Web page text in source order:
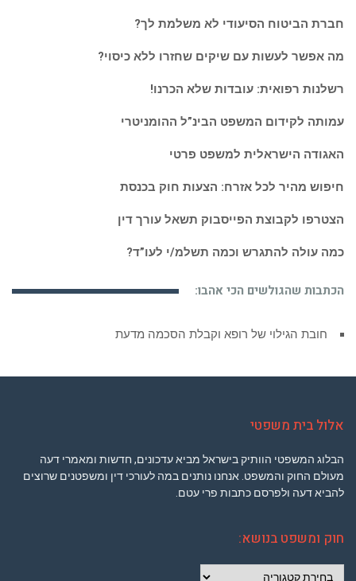
חברת הביטוח הסיעודי לא משלמת לך?
מה אפשר לעשות עם שיקים שחזרו ללא כיסוי?
רשלנות רפואית: עובדות שלא הכרנו!
עמותה לקידום המשפט הבינ”ל ההומניטרי
האגודה הישראלית למשפט פרטי
חיפוש מהיר לכל אזרח: הצעות חוק בכנסת
הצטרפו לקבוצת הפייסבוק תשאל עורך דין
כמה עולה להתגרש וכמה תשלמ/י לעו”ד?
הכתבות שהגולשים הכי אהבו:
חובת הגילוי של רופא וקבלת הסכמה מדעת
אלול בית משפטי
הבלוג המשפטי הוותיק בישראל מביא עדכונים, חדשות ומאמרי דעה
מעולם החוק והמשפט. אנחנו נותנים במה לעורכי דין ומשפטנים שרוצים
להביא דעה ולפרסם כתבות פרי עטם.
חוק ומשפט בנושא: